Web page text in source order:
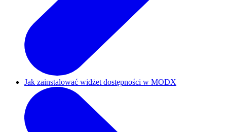
Jak zainstalować widżet dostępności w MODX